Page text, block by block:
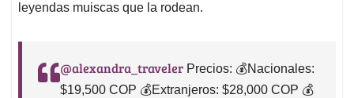
leyendas muiscas que la rodean.
@alexandra_traveler Precios: 💰Nacionales:
$19,500 COP 💰Extranjeros: $28,000 COP 💰